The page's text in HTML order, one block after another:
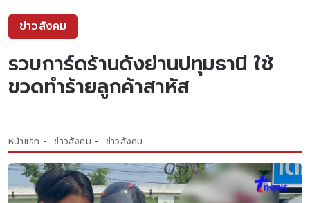
ข่าวสังคม
รวบการ์ดร้านดังย่านปทุมธานี ใช้
ขวดทำร้ายลูกค้าสาหัส
หน้าแรก ข่าวสังคม ข่าวสังคม